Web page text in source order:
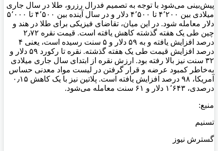
پیش‌بینی می‌شود با توجه به تصمیم فدرال رزرو، طلا در سال جاری
میلادی بین ۴٬۲۰۰ تا ۴٬۵۰۰ دلار و در سال آینده بین ۴٬۵۰۰ تا ۵٬۰۰۰
دلار معامله شود. در این میان، تقاضای فیزیکی برای طلا در هند و
چین طی یک هفته گذشته کاهش یافته است. قیمت نقره ۲٫۷۲
درصد افزایش یافته و به ۵۹ دلار و ۵ سنت رسیده است، یعنی ۴
درصد افزایش قیمت طی یک هفته گذشته. نقره تا رکورد ۵۹ دلار و
۳۲ سنت نیز بالا رفته بود. ارزش نقره از ابتدای سال جاری میلادی
به‌خاطر کمبود عرضه و قرار گرفتن در لیست مواد معدنی حساس
آمریکا، ۹۸ درصد افزایش یافته است. پلاتین نیز با یک کاهش ۰٫۱۵
درصدی، ۱٬۶۴۳ دلار و ۶۱ سنت معامله می‌شود.
منبع:
تسنیم
گسترش نیوز